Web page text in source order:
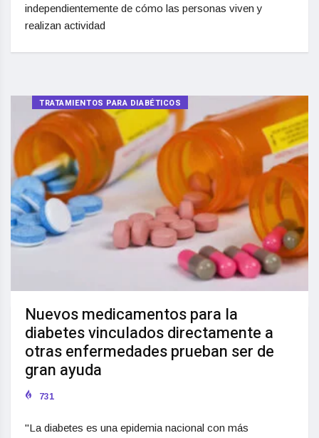
independientemente de cómo las personas viven y
realizan actividad
TRATAMIENTOS PARA DIABÉTICOS
Nuevos medicamentos para la
diabetes vinculados directamente a
otras enfermedades prueban ser de
gran ayuda
731
"La diabetes es una epidemia nacional con más